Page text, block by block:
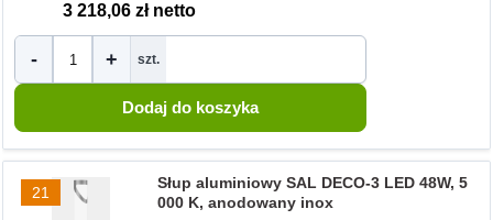
3 218,06 zł netto
- + szt.
21
Słup aluminiowy SAL DECO-3 LED 48W, 5
000 K, anodowany inox